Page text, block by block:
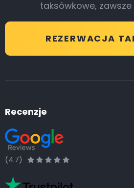
taksówkowe, zawsze
REZERWACJA
Recenzje
(4.7)